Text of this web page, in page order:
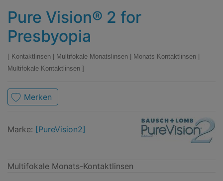
Pure Vision® 2 for
Presbyopia
Kontaktlinsen Multifokale Monatslinsen Monats Kontaktlinsen
Multifokale Kontaktlinsen
Merken
Marke: [PureVision2]
Marke
PureVision2
Multifokale Monats-Kontaktlinsen